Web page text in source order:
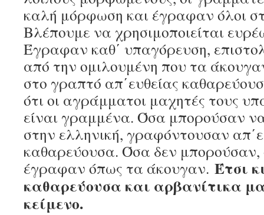
καλή μόρφωση και έγραφαν όλοι
Βλέπουμε να χρησιμοποιείται
Έγραφαν καθ΄ υπαγόρευση,
από την ομιλουμένη που τα
στο γραπτό απ΄ευθείας
ότι οι αγράμματοι μαχητές τους
είναι γραμμένα. Όσα μπορούσαν
στην ελληνική, γραφόντουσαν
καθαρεύουσα. Όσα δεν μπορούσαν,
έγραφαν όπως τα άκουγαν. Έτσι
καθαρεύουσα και αρβανίτικα
κείμενο.